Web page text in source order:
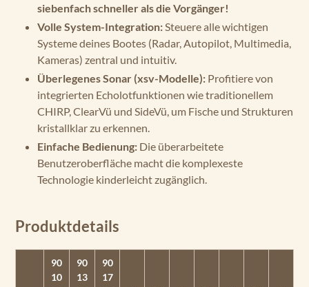
siebenfach schneller als die Vorgänger!
Volle System-Integration:Steuere alle wichtigen
Systeme deines Bootes (Radar, Autopilot, Multimedia,
Kameras) zentral und intuitiv.
Überlegenes Sonar (xsv-Modelle): Profitiere von
integrierten Echolotfunktionen wie traditionellem
CHIRP, ClearVü und SideVü, um Fische und Strukturen
kristallklar zu erkennen.
Einfache Bedienung: Die überarbeitete
Benutzeroberfläche macht die komplexeste
Technologie kinderleicht zugänglich.
Produktdetails
90
10
90
13
90
17